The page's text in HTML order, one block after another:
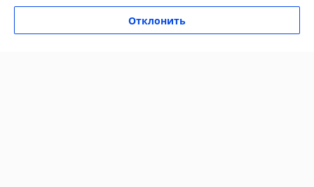
Политика обработки cookies
Отклонить